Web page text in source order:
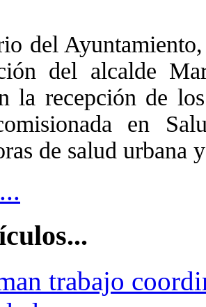
del
del alcalde
la recepción de
en
de salud urbana
trabajo